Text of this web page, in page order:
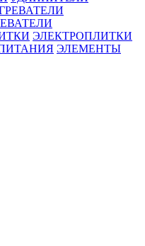
ЭЛЕКТРОПЛИТКИ
ЭЛЕМЕНТЫ